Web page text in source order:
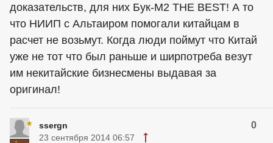
доказательств, для них Бук-М2 THE BEST! А то
что НИИП с Альтаиром помогали китайцам в
расчет не возьмут. Когда люди поймут что Китай
уже не тот что был раньше и ширпотреба везут
им некитайские бизнесмены выдавая за
оригинал!
ssergn 0
23 сентября 2014 06:57